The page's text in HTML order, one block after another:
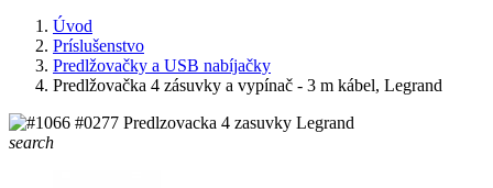
Úvod
Príslušenstvo
Predlžovačky a USB nabíjačky
Predlžovačka 4 zásuvky a vypínač - 3 m kábel, Legrand
search